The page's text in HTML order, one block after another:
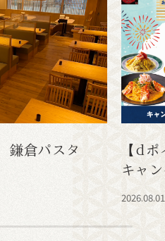
倉パスタ
【d
キャ
2026.08.01